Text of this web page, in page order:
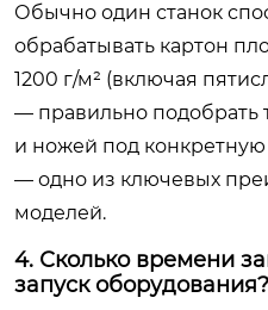
Обычно один станок
обрабатывать картон
1200 г/м² (включая
— правильно подобрать
и ножей под конкретную
— одно из ключевых
моделей.
4. Сколько времени
запуск оборудования?